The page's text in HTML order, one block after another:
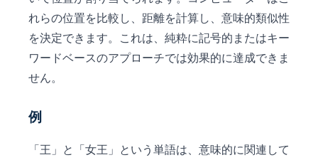
れらの位置を比較し、距離を計算し、意味的類似性
を決定できます。これは、純粋に記号的またはキー
ワードベースのアプローチでは効果的に達成できま
せん。
例
「王」と「女王」という単語は、意味的に関連して